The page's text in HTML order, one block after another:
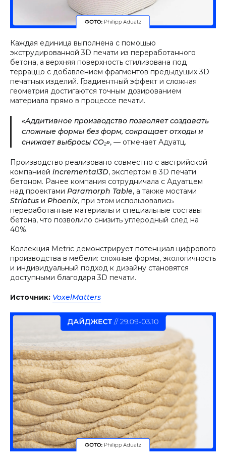
Каждая единица выполнена с помощью
экструдированной 3D печати из переработанного
бетона, а верхняя поверхность стилизована под
терраццо с добавлением фрагментов предыдущих 3D
печатных изделий. Градиентный эффект и сложная
геометрия достигаются точным дозированием
материала прямо в процессе печати.
«Аддитивное производство позволяет создавать
сложные формы без форм, сокращает отходы и
снижает выбросы CO₂», — отмечает Адуатц.
Производство реализовано совместно с австрийской
компанией incremental3D, экспертом в 3D печати
бетоном. Ранее компания сотрудничала с Адуатцем
над проектами Paramorph Table, а также мостами
Striatus и Phoenix, при этом использовались
переработанные материалы и специальные составы
бетона, что позволило снизить углеродный след на
40%.
Коллекция Metric демонстрирует потенциал цифрового
производства в мебели: сложные формы, экологичность
и индивидуальный подход к дизайну становятся
доступными благодаря 3D печати.
Источник: VoxelMatters